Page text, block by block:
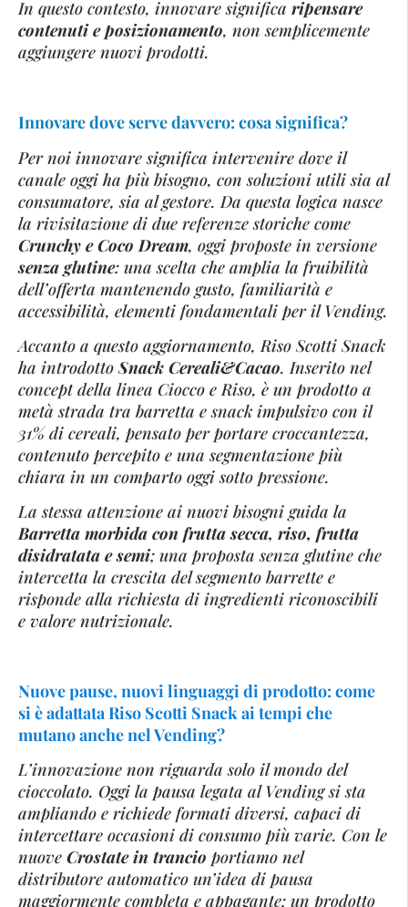
In questo contesto, innovare significa ripensare
contenuti e posizionamento, non semplicemente
aggiungere nuovi prodotti.
Innovare dove serve davvero: cosa significa?
Per noi innovare significa intervenire dove il
canale oggi ha più bisogno, con soluzioni utili sia al
consumatore, sia al gestore. Da questa logica nasce
la rivisitazione di due referenze storiche come
Crunchy e Coco Dream, oggi proposte in versione
senza glutine: una scelta che amplia la fruibilità
dell’offerta mantenendo gusto, familiarità e
accessibilità, elementi fondamentali per il Vending.
Accanto a questo aggiornamento, Riso Scotti Snack
ha introdottoSnack Cereali&Cacao. Inserito nel
concept della linea Ciocco e Riso, è un prodotto a
metà strada tra barretta e snack impulsivo con il
31% di cereali, pensato per portare croccantezza,
contenuto percepito e una segmentazione più
chiara in un comparto oggi sotto pressione.
La stessa attenzione ai nuovi bisogni guida la
Barretta morbida con frutta secca, riso, frutta
disidratata e semi; una proposta senza glutine che
intercetta la crescita del segmento barrette e
risponde alla richiesta di ingredienti riconoscibili
e valore nutrizionale.
Nuove pause, nuovi linguaggi di prodotto: come
si è adattata Riso Scotti Snack ai tempi che
mutano anche nel Vending?
L’innovazione non riguarda solo il mondo del
cioccolato. Oggi la pausa legata al Vending si sta
ampliando e richiede formati diversi, capaci di
intercettare occasioni di consumo più varie. Con le
nuove Crostate in trancio portiamo nel
distributore automatico un’idea di pausa
maggiormente completa e appagante: un prodotto